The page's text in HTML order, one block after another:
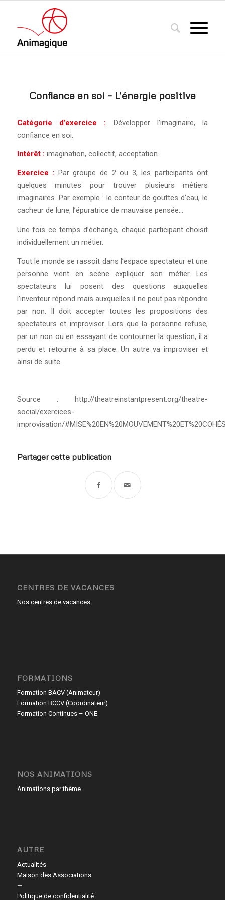
Confiance en soi – L’énergie positive
Catégorie d’exercice : Développer l’imaginaire, la
confiance en soi.
Intérêt : imagination, collectif, acceptation.
Exercice : Par groupe de 2 ou 3, les participants ont
quelques minutes pour trouver plusieurs métiers
imaginaires. Par exemple : le conteur de gouttes d’eau, le
cacheur de lune, l’épuratrice de mauvaise pensée…
Une fois ce temps d’échange, chaque participant choisit
individuellement un métier.
Tout le monde se rassoit dans l’espace spectateur et une
personne vient en scène expliquer son métier. Les
spectateurs lui posent des questions auxquelles
l’inventeur répond mais auxquelles il ne peut pas répondre
par non. Il doit accepter toutes les propositions des
spectateurs et improviser. Lors que la personne refuse,
par un non ou en essayant de contourner la question, il a
perdu et retourne à sa place. Un autre va improviser et
ainsi de suite.
Source : http://theatreinstantpresent.org/theatre-
social/exercices-
improvisation/
Partager cette publication
CENTRES DE VACANCES
Nos centres de vacances
FORMATIONS
Formation BACV (Animateur)
Formation BCCV (Coordinateur)
Formation Continues – ONE
NOS ANIMATIONS
Animations par thème
AUTRE
Actualités
Maison des Associations
—
Politique de confidentialité